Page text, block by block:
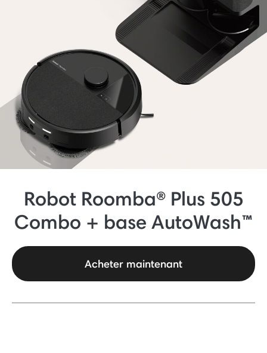
Robot Roomba® Plus 505
Combo + base AutoWash™
Acheter maintenant